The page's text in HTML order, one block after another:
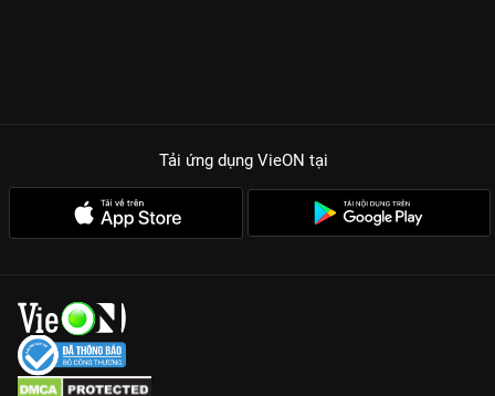
Tải ứng dụng VieON tại